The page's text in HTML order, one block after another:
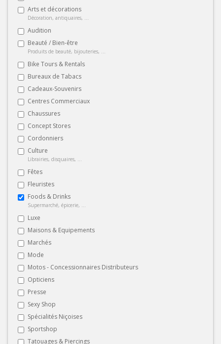
Arts et décorations
Décoration, antiquaires, ...
Audition
Beauté / Bien-être
Produits de beauté, bijouteries, ...
Bike Tours & Rentals
Bureaux de Tabacs
Cadeaux-Souvenirs
Centres Commerciaux
Chaussures
Concept Stores
Cordonniers
Culture
Librairies, disquaires, ...
Fêtes
Fleuristes
Foods & Drinks
Supermarché, épicerie, ...
Luxe
Maisons & Equipements
Marchés
Mode
Motos - Concessionnaires Distributeurs
Opticiens
Presse
Sexy Shop
Spécialités Niçoises
Sportshop
Tatouages & Piercings